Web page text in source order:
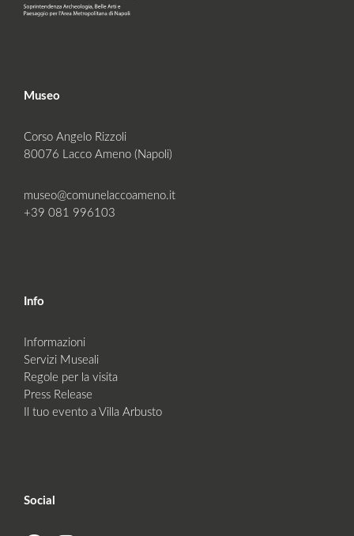
Museo
Corso Angelo Rizzoli
80076 Lacco Ameno (Napoli)
museo@comunelaccoameno.it
+39 081 996103
Info
Informazioni
Servizi Museali
Regole per la visita
Press Release
Il tuo evento a Villa Arbusto
Social